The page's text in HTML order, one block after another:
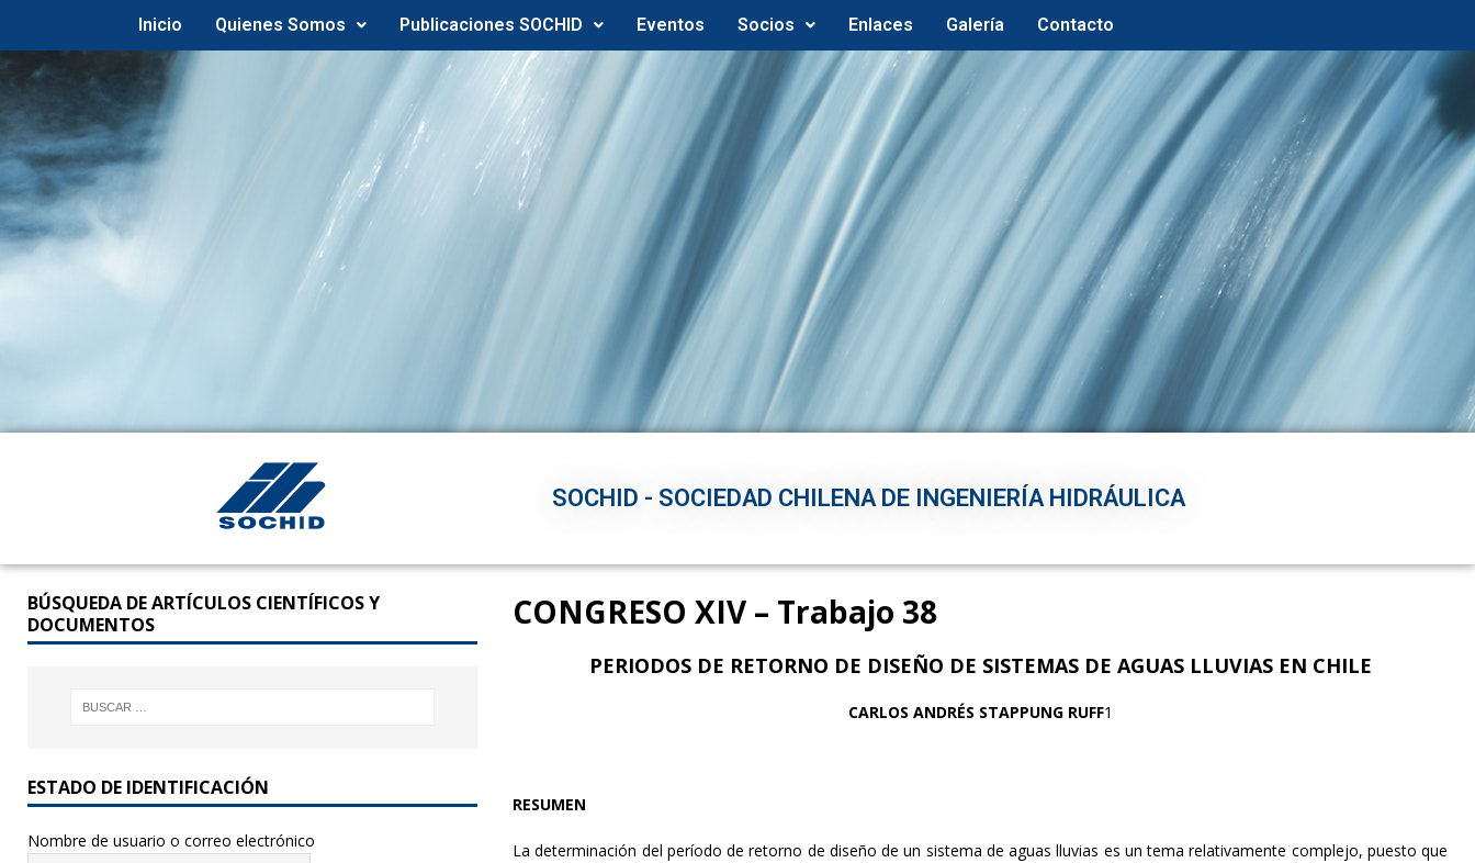
Inicio Quienes Somos Publicaciones SOCHID Eventos Socios Enlaces Galería Contacto
SOCHID - SOCIEDAD CHILENA DE INGENIERÍA HIDRÁULICA
CONGRESO XIV – Trabajo 38
PERIODOS DE RETORNO DE DISEÑO DE SISTEMAS DE AGUAS LLUVIAS EN CHILE
CARLOS ANDRÉS STAPPUNG RUFF1
RESUMEN
La determinación del período de retorno de diseño de un sistema de aguas lluvias es un tema relativamente complejo, puesto que
BÚSQUEDA DE ARTÍCULOS CIENTÍFICOS Y
DOCUMENTOS
ESTADO DE IDENTIFICACIÓN
Nombre de usuario o correo electrónico